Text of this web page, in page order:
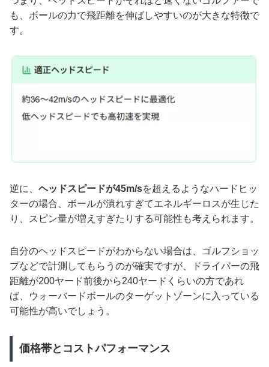
も、ボールの力で飛距離を伸ばしやすいのが大きな特徴で
す。
逆に、 ヘッドスピードが45m/sを超えるようなハードヒッ
ターの場合、ボールが潰れすぎてエネルギーロスが生じた
り、スピン量が増えすぎたりする可能性も考えられます。
自分のヘッドスピードがわからない場合は、ゴルフショッ
プなどで計測してもらうのが確実ですが、ドライバーの飛
距離が200ヤード前後から240ヤードくらいの方であれ
ば、ウォーバードボールのターゲットゾーンに入っている
可能性が高いでしょう。
価格帯とコストパフォーマンス